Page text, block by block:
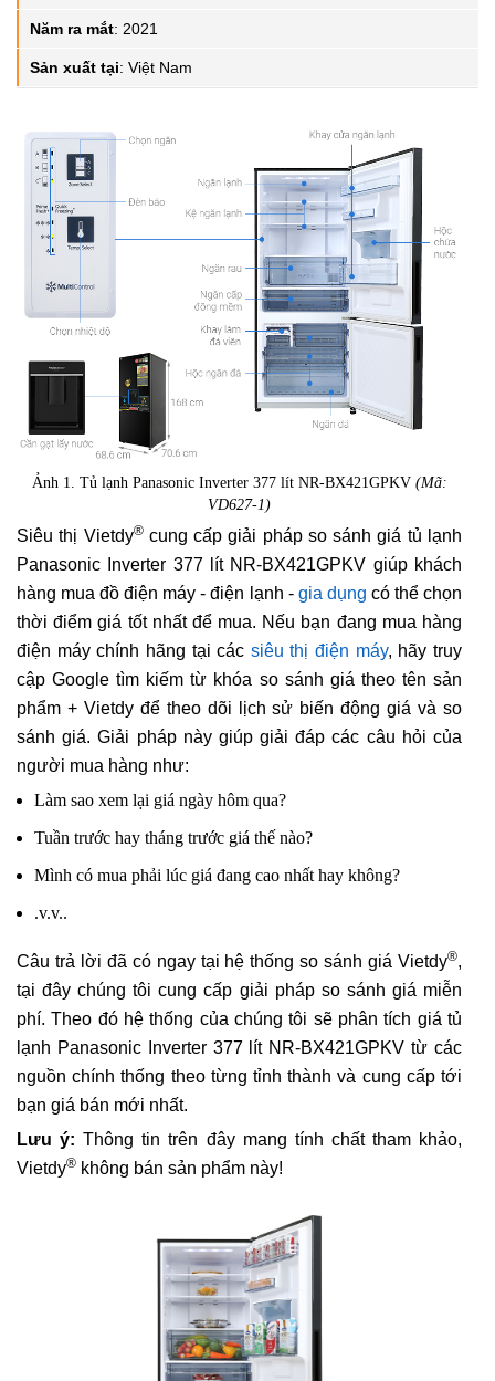
Năm ra mắt: 2021
Sản xuất tại: Việt Nam
Ảnh 1. Tủ lạnh Panasonic Inverter 377 lít NR-BX421GPKV (Mã:
VD627-1)
Siêu thị Vietdy®cung cấp giải pháp so sánh giá tủ lạnh
Panasonic Inverter 377 lít NR-BX421GPKV giúp khách
hàng mua đồ điện máy - điện lạnh - gia dụng có thể chọn
thời điểm giá tốt nhất để mua. Nếu bạn đang mua hàng
điện máy chính hãng tại các siêu thị điện máy, hãy truy
cập Google tìm kiếm từ khóa so sánh giá theo tên sản
phẩm + Vietdy để theo dõi lịch sử biến động giá và so
sánh giá. Giải pháp này giúp giải đáp các câu hỏi của
người mua hàng như:
Làm sao xem lại giá ngày hôm qua?
Tuần trước hay tháng trước giá thế nào?
Mình có mua phải lúc giá đang cao nhất hay không?
.v.v..
Câu trả lời đã có ngay tại hệ thống so sánh giá Vietdy®,
tại đây chúng tôi cung cấp giải pháp so sánh giá miễn
phí. Theo đó hệ thống của chúng tôi sẽ phân tích giá tủ
lạnh Panasonic Inverter 377 lít NR-BX421GPKV từ các
nguồn chính thống theo từng tỉnh thành và cung cấp tới
bạn giá bán mới nhất.
Lưu ý: Thông tin trên đây mang tính chất tham khảo,
Vietdy® không bán sản phẩm này!